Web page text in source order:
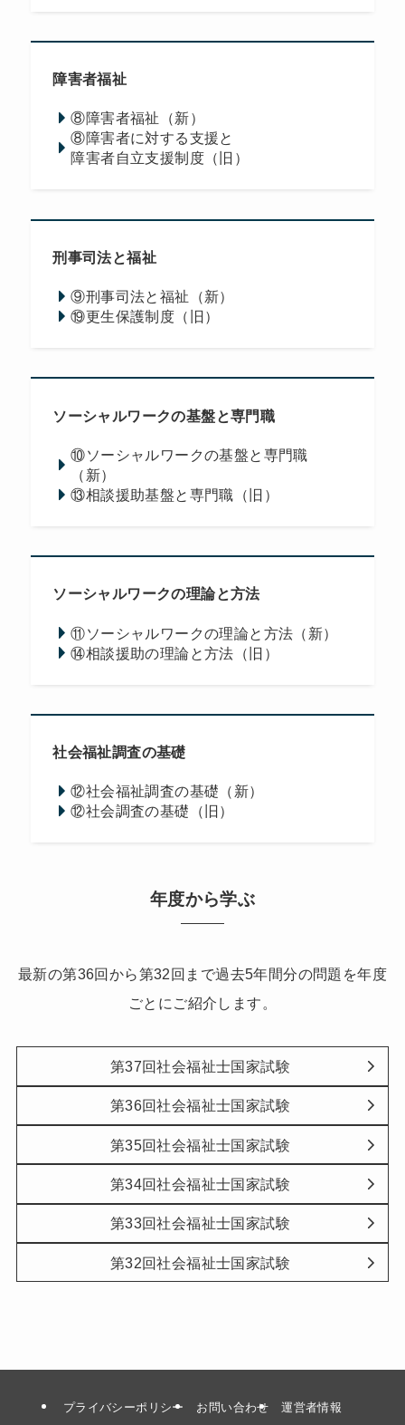
障害者福祉
⑧障害者福祉（新）
⑧障害者に対する支援と
障害者自立支援制度（旧）
刑事司法と福祉
⑨刑事司法と福祉（新）
⑲更生保護制度（旧）
ソーシャルワークの基盤と専門職
⑩ソーシャルワークの基盤と専門職
（新）
⑬相談援助基盤と専門職（旧）
ソーシャルワークの理論と方法
⑪ソーシャルワークの理論と方法（新）
⑭相談援助の理論と方法（旧）
社会福祉調査の基礎
⑫社会福祉調査の基礎（新）
⑫社会調査の基礎（旧）
年度から学ぶ
最新の第36回から第32回まで過去5年間分の問題を年度
ごとにご紹介します。
第37回社会福祉士国家試験
第36回社会福祉士国家試験
第35回社会福祉士国家試験
第34回社会福祉士国家試験
第33回社会福祉士国家試験
第32回社会福祉士国家試験
プライバシーポリシー お問い合わせ 運営者情報